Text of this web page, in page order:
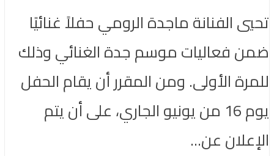
تحيي الفنانة ماجدة الرومي حفلاً غنائيًا
ضمن فعاليات موسم جدة الغنائي وذلك
للمرة الأولى. ومن المقرر أن يقام الحفل
يوم 16 من يونيو الجاري، على أن يتم
الإعلان عن...